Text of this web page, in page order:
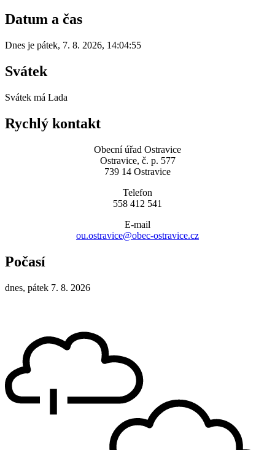
Datum a čas
Dnes je pátek, 7. 8. 2026, 14:04:55
Svátek
Svátek má Lada
Rychlý kontakt
Obecní úřad Ostravice
Ostravice, č. p. 577
739 14 Ostravice
Telefon
558 412 541
E-mail
ou.ostravice@obec-ostravice.cz
Počasí
dnes, pátek 7. 8. 2026